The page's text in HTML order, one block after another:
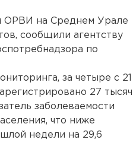
ОРВИ на Среднем Урале
сообщили агентству
по
за четыре с 21
27 тысяч
заболеваемости
что ниже
недели на 29,6